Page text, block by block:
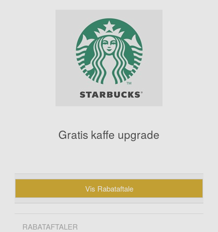
Gratis kaffe upgrade
Vis Rabataftale
RABATAFTALER